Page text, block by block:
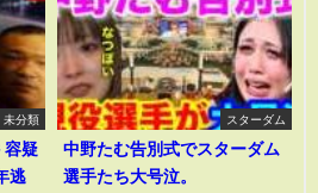
未分類
容疑
逃
スターダム
中野たむ告別式でスターダム
選手たち大号泣。